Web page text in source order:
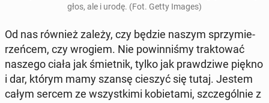
głos, ale i urodę. (Fot. Getty Images)
Od nas również zależy, czy będzie naszym sprzy­mie­
rzeń­cem, czy wrogiem. Nie po­win­ni­śmy trak­to­wać
naszego ciała jak śmiet­nik, tylko jak praw­dzi­we piękno
i dar, którym mamy szansę cieszyć się tutaj. Jestem
całym sercem ze wszyst­ki­mi ko­bie­ta­mi, szcze­gól­nie z